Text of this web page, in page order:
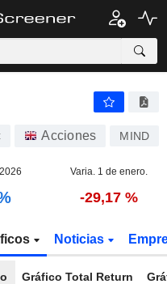
Acciones MIND
Varia. 1 de enero.
-29,17 %
Noticias
Gráfico Total Return